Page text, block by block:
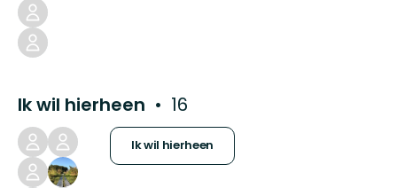
Ik wil hierheen 16
Ik wil hierheen